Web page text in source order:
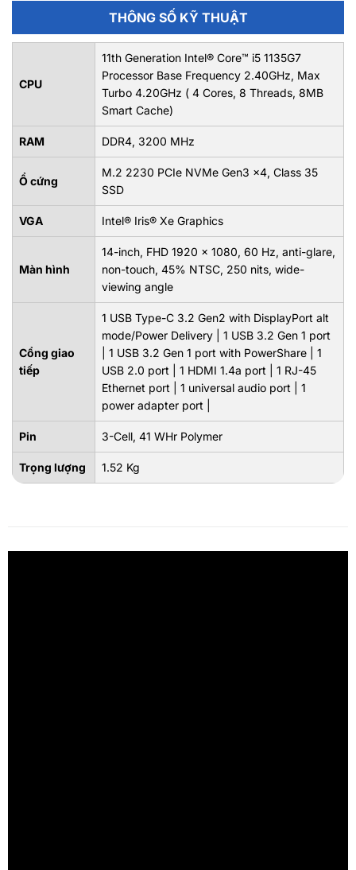
THÔNG SỐ KỸ THUẬT
CPU
11th Generation Intel® Core™ i5 1135G7
Processor Base Frequency 2.40GHz, Max
Turbo 4.20GHz ( 4 Cores, 8 Threads, 8MB
Smart Cache)
RAM DDR4, 3200 MHz
Ổ cứng
M.2 2230 PCIe NVMe Gen3 x4, Class 35
SSD
VGA Intel® Iris® Xe Graphics
Màn hình
14-inch, FHD 1920 x 1080, 60 Hz, anti-glare,
non-touch, 45% NTSC, 250 nits, wide-
viewing angle
Cổng giao
tiếp
1 USB Type-C 3.2 Gen2 with DisplayPort alt
mode/Power Delivery | 1 USB 3.2 Gen 1 port
| 1 USB 3.2 Gen 1 port with PowerShare | 1
USB 2.0 port | 1 HDMI 1.4a port | 1 RJ-45
Ethernet port | 1 universal audio port | 1
power adapter port |
Pin 3-Cell, 41 WHr Polymer
Trọng lượng 1.52 Kg